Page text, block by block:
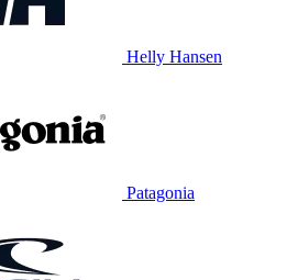
Helly Hansen
Patagonia